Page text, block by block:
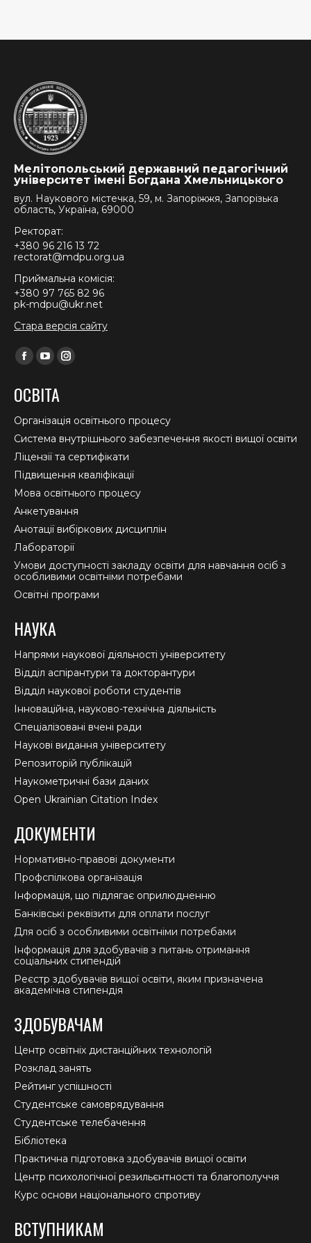
Мелітопольський державний педагогічний
університет імені Богдана Хмельницького
вул. Наукового містечка, 59, м. Запоріжжя, Запорізька
область, Україна, 69000
Ректорат:
+380 96 216 13 72
rectorat@mdpu.org.ua
Приймальна комісія:
+380 97 765 82 96
pk-mdpu@ukr.net
Стара версія сайту
Find us on:
Facebook
opens
in
new
window
YouTube
opens
in
new
window
Instagram
in
new
window
ОСВІТА
Організація освітнього процесу
Система внутрішнього забезпечення якості вищої освіти
Ліцензії та сертифікати
Підвищення кваліфікації
Мова освітнього процесу
Анкетування
Анотації вибіркових дисциплін
Лабораторії
Умови доступності закладу освіти для навчання осіб з
особливими освітніми потребами
Освітні програми
НАУКА
Напрями наукової діяльності університету
Відділ аспірантури та докторантури
Відділ наукової роботи студентів
Інноваційна, науково-технічна діяльність
Спеціалізовані вчені ради
Наукові видання університету
Репозиторій публікацій
Наукометричні бази даних
Open Ukrainian Citation Index
ДОКУМЕНТИ
Нормативно-правові документи
Профспілкова організація
Інформація, що підлягає оприлюдненню
Банківські реквізити для оплати послуг
Для осіб з особливими освітніми потребами
Інформація для здобувачів з питань отримання
соціальних стипендій
Реєстр здобувачів вищої освіти, яким призначена
академічна стипендія
ЗДОБУВАЧАМ
Центр освітніх дистанційних технологій
Розклад занять
Рейтинг успішності
Студентське самоврядування
Студентське телебачення
Бібліотека
Практична підготовка здобувачів вищої освіти
Центр психологічної резильєнтності та благополуччя
Курс основи національного спротиву
ВСТУПНИКАМ